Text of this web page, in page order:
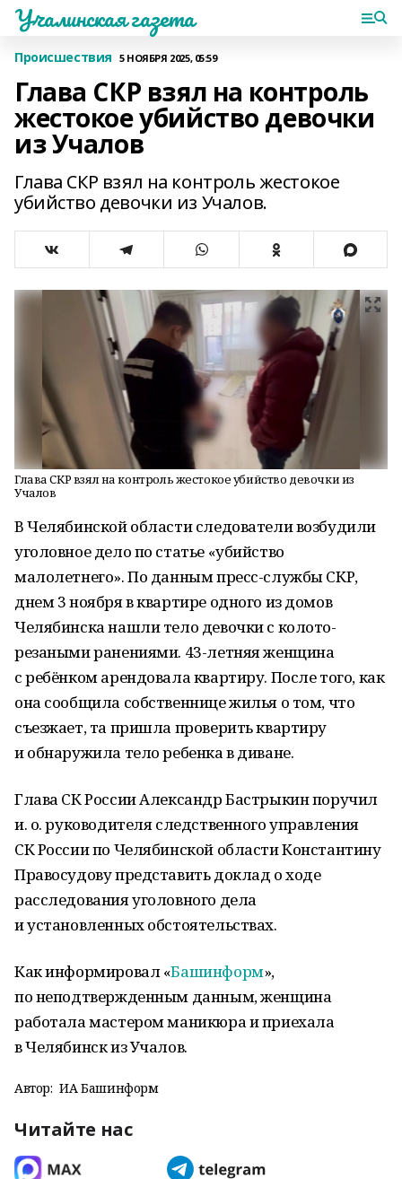
Учалинская газета
Происшествия 5 НОЯБРЯ 2025, 05:59
Глава СКР взял на контроль
жестокое убийство девочки
из Учалов
Глава СКР взял на контроль жестокое
убийство девочки из Учалов.
Глава СКР взял на контроль жестокое убийство девочки из
Учалов
В Челябинской области следователи возбудили
уголовное дело по статье «убийство
малолетнего». По данным пресс-службы СКР,
днем 3 ноября в квартире одного из домов
Челябинска нашли тело девочки с колото-
резаными ранениями. 43-летняя женщина
с ребёнком арендовала квартиру. После того, как
она сообщила собственнице жилья о том, что
съезжает, та пришла проверить квартиру
и обнаружила тело ребенка в диване.
Глава СК России Александр Бастрыкин поручил
и. о. руководителя следственного управления
СК России по Челябинской области Константину
Правосудову представить доклад о ходе
расследования уголовного дела
и установленных обстоятельствах.
Как информировал «Башинформ»,
по неподтвержденным данным, женщина
работала мастером маникюра и приехала
в Челябинск из Учалов.
Автор: ИА Башинформ
Читайте нас